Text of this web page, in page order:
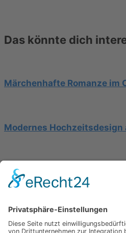
Das könnte dich
Märchenhafte Romanze im
Modernes Hochzeitsdesign
Hochzeit am Gardasee auf
Impressum